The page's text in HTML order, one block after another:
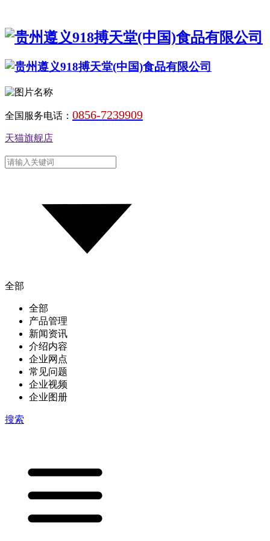
全国服务电话： 0856-7239909
天猫旗舰店
全部
全部
产品管理
新闻资讯
介绍内容
企业网点
常见问题
企业视频
企业图册
搜索